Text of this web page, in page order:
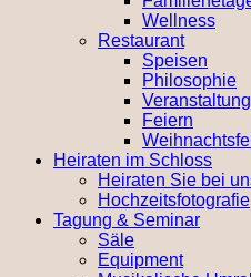
Wellness
Restaurant
Speisen
Philosophie
Feiern
Heiraten im Schloss
Heiraten Sie bei
Hochzeitsfotografie
Tagung & Seminar
Säle
Equipment